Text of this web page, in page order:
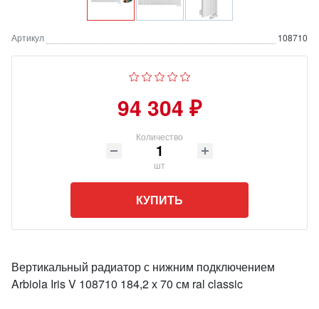
Артикул 108710
94 304 ₽
Количество
шт
КУПИТЬ
Вертикальный радиатор с нижним подключением
Arbiola Iris V 108710 184,2 х 70 см ral classic